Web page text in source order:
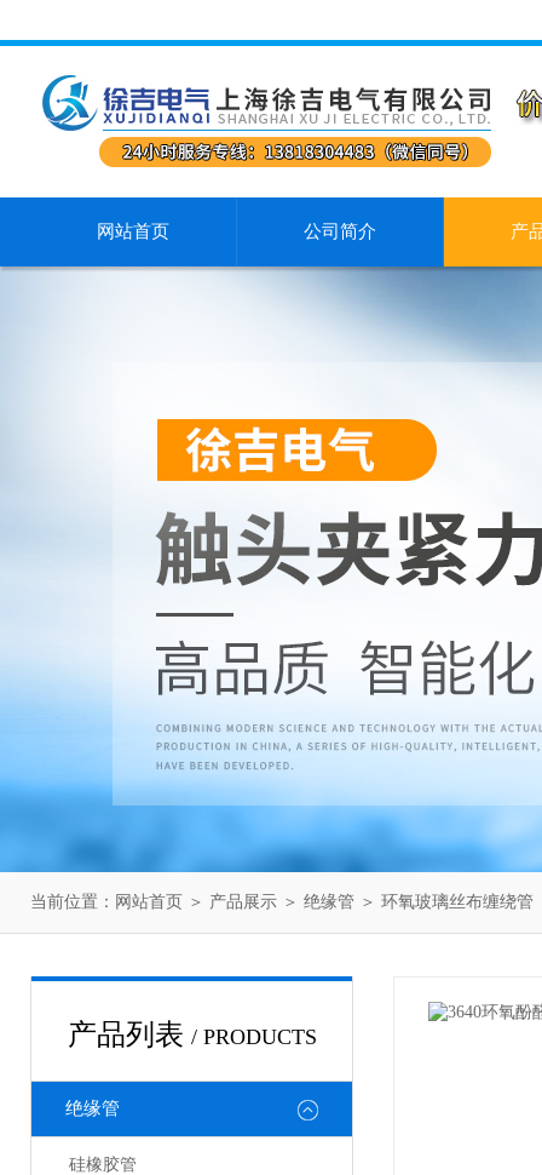
网站首页 公司简介 产
当前位置： 网站首页 ＞ 产品展示 ＞ 绝缘管 ＞ 环氧玻璃丝布缠绕管
产品列表 / PRODUCTS
绝缘管
硅橡胶管